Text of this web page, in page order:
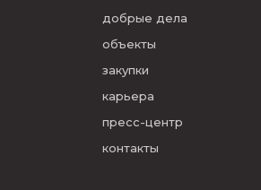
добрые дела
объекты
закупки
карьера
пресс-центр
контакты